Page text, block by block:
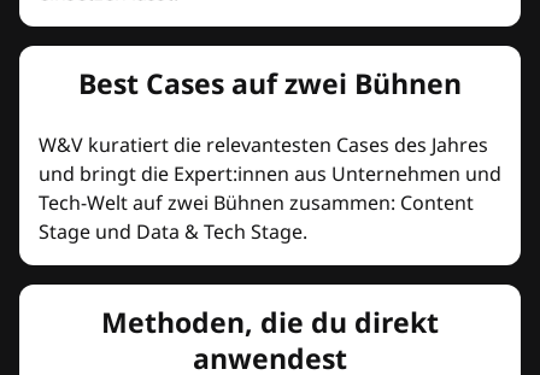
Best Cases auf zwei Bühnen
W&V kuratiert die relevantesten Cases des Jahres
und bringt die Expert:innen aus Unternehmen und
Tech-Welt auf zwei Bühnen zusammen: Content
Stage und Data & Tech Stage.
Methoden, die du direkt
anwendest